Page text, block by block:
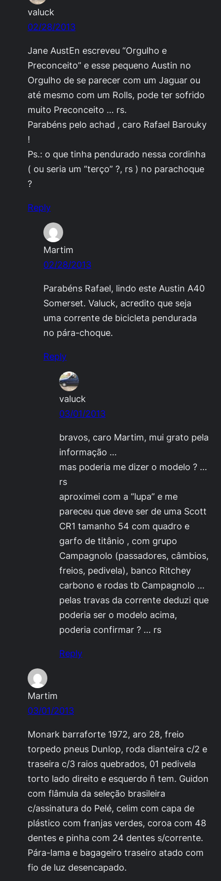
valuck
02/28/2013
Jane AustEn escreveu “Orgulho e
Preconceito” e esse pequeno Austin no
Orgulho de se parecer com um Jaguar ou
até mesmo com um Rolls, pode ter sofrido
muito Preconceito … rs.
Parabéns pelo achad , caro Rafael Barouky
!
Ps.: o que tinha pendurado nessa cordinha
( ou seria um “terço” ?, rs ) no parachoque
?
Reply
Martim
02/28/2013
Parabéns Rafael, lindo este Austin A40
Somerset. Valuck, acredito que seja
uma corrente de bicicleta pendurada
no pára-choque.
Reply
valuck
03/01/2013
bravos, caro Martim, mui grato pela
informação …
mas poderia me dizer o modelo ? …
rs
aproximei com a “lupa” e me
pareceu que deve ser de uma Scott
CR1 tamanho 54 com quadro e
garfo de titânio , com grupo
Campagnolo (passadores, câmbios,
freios, pedivela), banco Ritchey
carbono e rodas tb Campagnolo …
pelas travas da corrente deduzi que
poderia ser o modelo acima,
poderia confirmar ? … rs
Reply
Martim
03/01/2013
Monark barraforte 1972, aro 28, freio
torpedo pneus Dunlop, roda dianteira c/2 e
traseira c/3 raios quebrados, 01 pedivela
torto lado direito e esquerdo ñ tem. Guidon
com flâmula da seleção brasileira
c/assinatura do Pelé, celim com capa de
plástico com franjas verdes, coroa com 48
dentes e pinha com 24 dentes s/corrente.
Pára-lama e bagageiro traseiro atado com
fio de luz desencapado.